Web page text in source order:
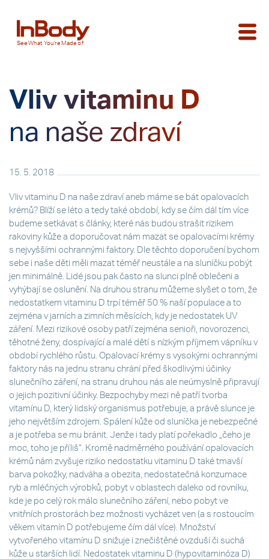
See What You’re Made of
Vliv vitaminu D
na naše zdraví
15. 5. 2018
Vliv vitaminu D na naše zdraví aneb máme se bát opalovacích
krémů? Blíží se léto a tedy také období, kdy se čím dál tím více
budeme setkávat s články, které nás budou strašit rizikem
rakoviny kůže a doporučovat nám mazat se opalovacími krémy
s nejvyššími ochrannými faktory. Dle těchto doporučení bychom
sebe i naše děti měli mazat téměř neustále a na sluníčku pobýt
jen minimálně. Lidé jsou pak často na slunci plně oblečeni a
vyhýbají se oslunění. Na druhou stranu můžeme slyšet o tom, že
nedostatkem vitaminu D trpí téměř 50 % naší populace a to
zejména v jarních a zimních měsících, kdy je nedostatek UV
záření. Mezi rizikové osoby patří zejména senioři, novorozenci,
těhotné ženy, dospívající a malé dětí s nízkým příjmem vápníku v
období rychlého růstu. Opalovací krémy s vysokými ochrannými
faktory nás na jednu stranu chrání před škodlivými účinky
slunečního záření, na stranu druhou nás ale neúmyslně připravují
o jejich pozitivní účinky. Bezpochyby mezi ně patří tvorba
vitamínu D, který lidský organismus potřebuje, a právě slunce je
jeho největším zdrojem. Spálení kůže od sluníčka je nebezpečné
a je potřeba se mu bránit. Jenže i tady platí pořekadlo „čeho je
moc, toho je příliš“. Kromě nadměrného používání opalovacích
krémů nám zvyšuje riziko nedostatku vitaminu D také tmavší
barva pokožky, nadváha a obezita, nedostatečná konzumace
ryb a mléčných výrobků, pobyt v oblastech daleko od rovníku,
kde je po celý rok málo slunečního záření, nebo pobyt ve
vnitřních prostorách bez možnosti vycházet ven (a s rostoucím
věkem vitamín D potřebujeme čím dál více). Množství
vytvořeného vitamínu D snižuje i znečištěné ovzduší či suchá
kůže u starších lidí. Nedostatek vitaminu D (hypovitaminóza D)